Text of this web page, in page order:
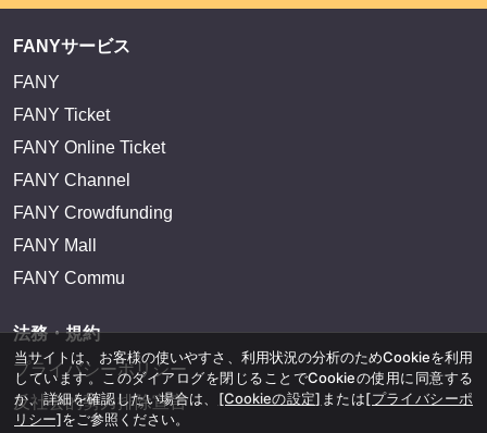
FANYサービス
FANY
FANY Ticket
FANY Online Ticket
FANY Channel
FANY Crowdfunding
FANY Mall
FANY Commu
法務・規約
プライバシーポリシー
反社会的勢力排除宣言
当サイトは、お客様の使いやすさ、利用状況の分析のためCookieを利用
しています。このダイアログを閉じることでCookieの使用に同意する
か、詳細を確認したい場合は、 [Cookieの設定] または[プライバシーポ
リシー]をご参照ください。